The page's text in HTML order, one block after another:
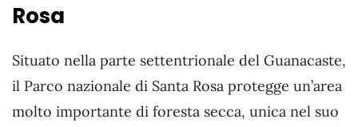
Rosa
Situato nella parte settentrionale del Guanacaste,
il Parco nazionale di Santa Rosa protegge un’area
molto importante di foresta secca, unica nel suo